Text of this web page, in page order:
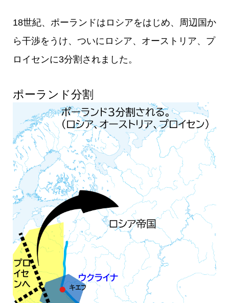
18世紀、ポーランドはロシアをはじめ、周辺国か
ら干渉をうけ、ついにロシア、オーストリア、プ
ロイセンに3分割されました。
ポーランド分割